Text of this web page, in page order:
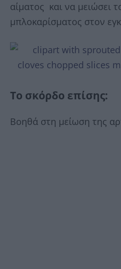
αίματος και να μειώσει
μπλοκαρίσματος στον
Το σκόρδο επίσης:
Βοηθά στη μείωση της